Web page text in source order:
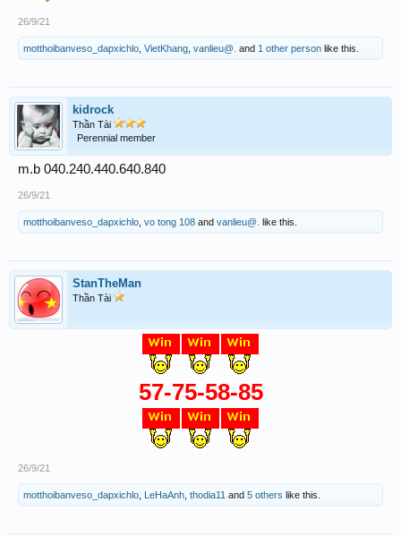
26/9/21
motthoibanveso_dapxichlo VietKhang vanlieu@. and 1 other person like this.
kidrock
Thần Tài
Perennial member
m.b 040.240.440.640.840
26/9/21
motthoibanveso_dapxichlo vo tong 108 and vanlieu@. like this.
StanTheMan
Thần Tài
57-75-58-85
26/9/21
motthoibanveso_dapxichlo LeHaAnh thodia11 and 5 others like this.